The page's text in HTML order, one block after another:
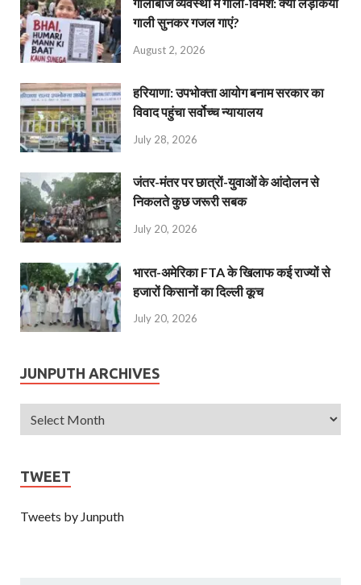
गाली सुनकर गजल गाएं?
August 2, 2026
हरियाणा: उपभोक्ता आयोग बनाम सरकार का
विवाद पहुंचा सर्वोच्च न्यायालय
July 28, 2026
जंतर-मंतर पर छात्रों-युवाओं के आंदोलन से
निकलते कुछ जरूरी सबक
July 20, 2026
भारत-अमेरिका FTA के खिलाफ कई राज्यों से
हजारों किसानों का दिल्ली कूच
July 20, 2026
JUNPUTH ARCHIVES
TWEET
Tweets by Junputh